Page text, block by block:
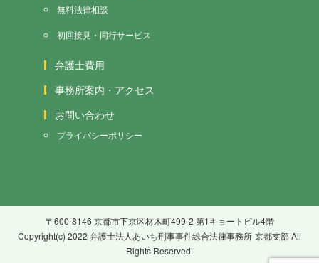
無料法律相談
初回接見・同行サービス
弁護士費用
事務所案内・アクセス
お問い合わせ
プライバシーポリシー
〒600-8146 京都市下京区材木町499-2 第1キョートビル4階
Copyright(c) 2022 弁護士法人あいち刑事事件総合法律事務所-京都支部 All
Rights Reserved.